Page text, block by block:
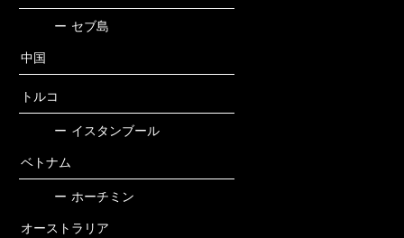
ー セブ島
中国
トルコ
ー イスタンブール
ベトナム
ー ホーチミン
オーストラリア